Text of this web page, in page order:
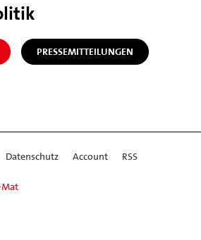
PRESSEMITTEILUNGEN
Datenschutz Account RSS
Mat